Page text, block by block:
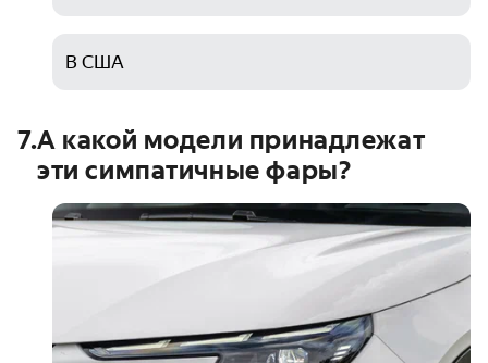
В США
7.А какой модели принадлежат
эти симпатичные фары?